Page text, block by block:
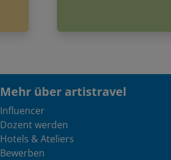
Mehr über artistravel
Influencer
Dozent werden
Hotels & Ateliers
Bewerben